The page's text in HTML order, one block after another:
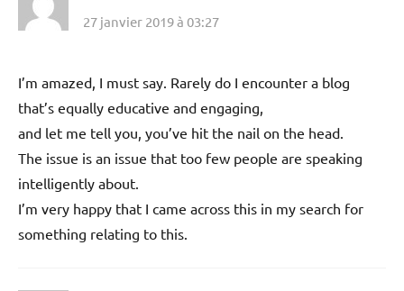
27 janvier 2019 à 03:27
I’m amazed, I must say. Rarely do I encounter a blog
that’s equally educative and engaging,
and let me tell you, you’ve hit the nail on the head.
The issue is an issue that too few people are speaking
intelligently about.
I’m very happy that I came across this in my search for
something relating to this.